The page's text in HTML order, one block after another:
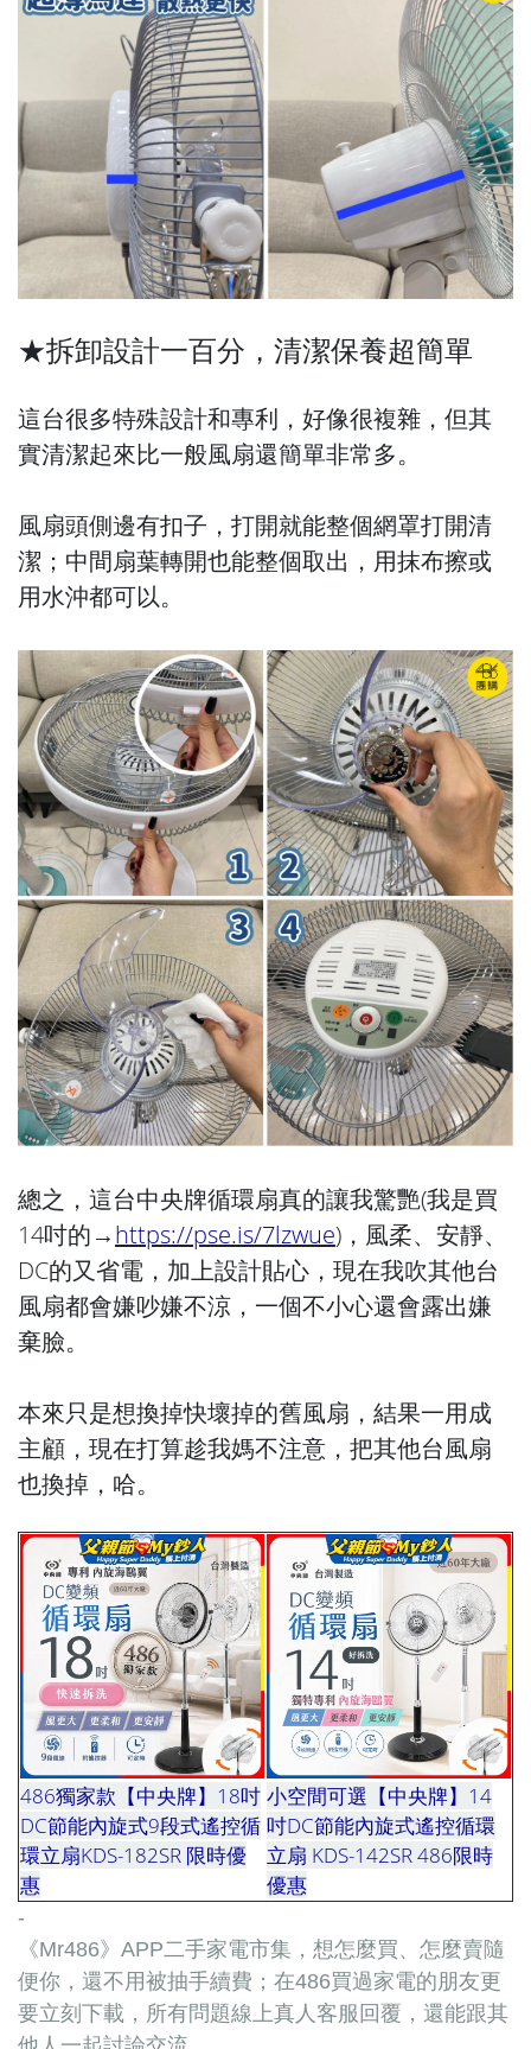
★拆卸設計一百分，清潔保養超簡單
這台很多特殊設計和專利，好像很複雜，但其
實清潔起來比一般風扇還簡單非常多。
風扇頭側邊有扣子，打開就能整個網罩打開清
潔；中間扇葉轉開也能整個取出，用抹布擦或
用水沖都可以。
總之，這台中央牌循環扇真的讓我驚艷(我是買
14吋的→https://pse.is/7lzwue)，風柔、安靜、
DC的又省電，加上設計貼心，現在我吹其他台
風扇都會嫌吵嫌不涼，一個不小心還會露出嫌
棄臉。
本來只是想換掉快壞掉的舊風扇，結果一用成
主顧，現在打算趁我媽不注意，把其他台風扇
也換掉，哈。
486獨家款【中央牌】18吋
DC節能內旋式9段式遙控循
環立扇KDS-182SR 限時優
惠
小空間可選 【中央牌】14
吋DC節能內旋式遙控循環
立扇 KDS-142SR 486限時
優惠
-
《Mr486》APP二手家電市集，想怎麼買、怎麼賣隨
便你，還不用被抽手續費；在486買過家電的朋友更
要立刻下載，所有問題線上真人客服回覆，還能跟其